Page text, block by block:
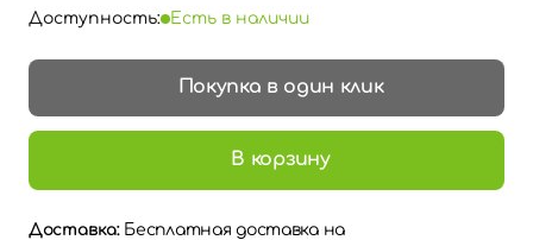
Доступность: Есть в наличии
Покупка в один клик
В корзину
Доставка: Бесплатная доставка на